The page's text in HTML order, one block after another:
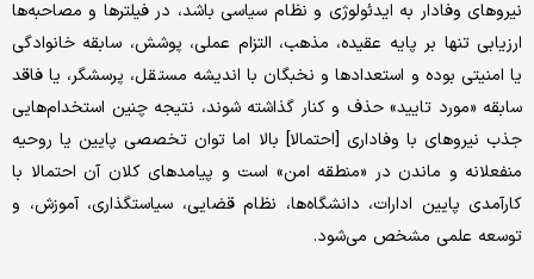
نیروهای وفادار به ایدئولوژی و نظام سیاسی باشد، در فیلترها و مصاحبه‌ها
ارزیابی تنها بر پایه‌ عقیده، مذهب، التزام عملی، پوشش، سابقه خانوادگی
یا امنیتی بوده و استعدادها و نخبگان با اندیشه مستقل، پرسشگر، یا فاقد
سابقه «مورد تایید» حذف و کنار گذاشته شوند، نتیجه چنین استخدام‌هایی
جذب نیروهای با وفاداری [احتمالا] بالا اما توان تخصصی پایین یا روحیه
منفعلانه و ماندن در «منطقه امن» است و پیامدهای کلان آن احتمالا با
کارآمدی پایین ادارات، دانشگاه‌ها، نظام قضایی، سیاستگذاری، آموزش، و
توسعه علمی مشخص می‌شود.